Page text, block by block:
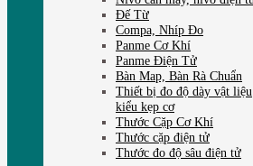
Đế Từ
Compa, Nhíp Đo
Panme Cơ Khí
Panme Điện Tử
Bàn Map, Bàn Rà Chuẩn
Thiết bị đo độ dày vật liệu
kiểu kẹp cơ
Thước Cặp Cơ Khí
Thước cặp điện tử
Thước đo độ sâu điện tử